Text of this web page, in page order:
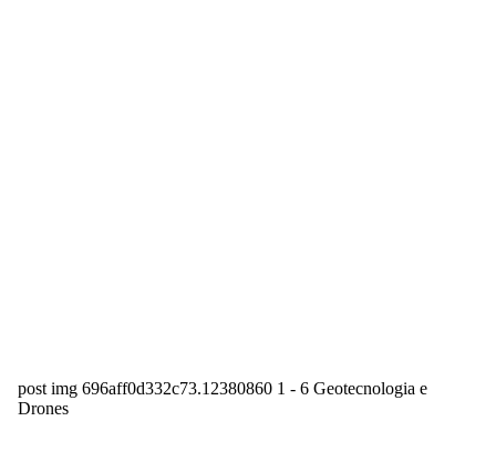
post img 696aff0d332c73.12380860 1 - 6 Geotecnologia e
Drones